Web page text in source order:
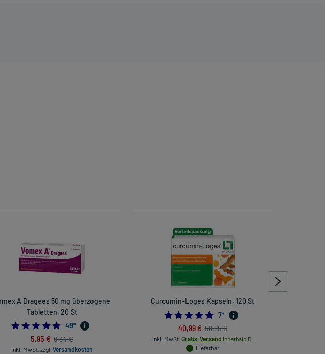
A Dragees 50 mg überzogene
Tabletten, 20 St
4.836734693877551
49*
5,95 € 9,34 €
inkl. MwSt. zzgl. Versandkosten
Curcumin-Loges Kapseln, 120 St
5.0
7*
40,99 € 58,95 €
inkl. MwSt. Gratis-Versand innerhalb D.
Lieferbar